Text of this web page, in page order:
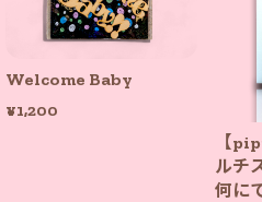
Welcome Baby
¥1,200
【
ルチ
何に